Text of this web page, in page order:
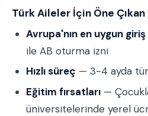
Türk Aileler İçin Öne
Avrupa'nın en uygun
ile AB oturma izni
Hızlı süreç — 3-4 ayda
Eğitim fırsatları —
üniversitelerinde yerel